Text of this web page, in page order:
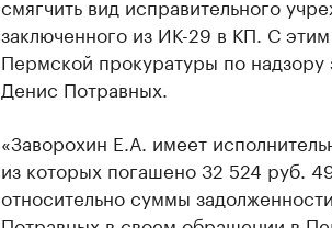
заключенного из ИК-29 в КП. С
Пермской прокуратуры по
Денис Потравных.
«Заворохин Е.А. имеет
из которых погашено 32 524 руб.
относительно суммы